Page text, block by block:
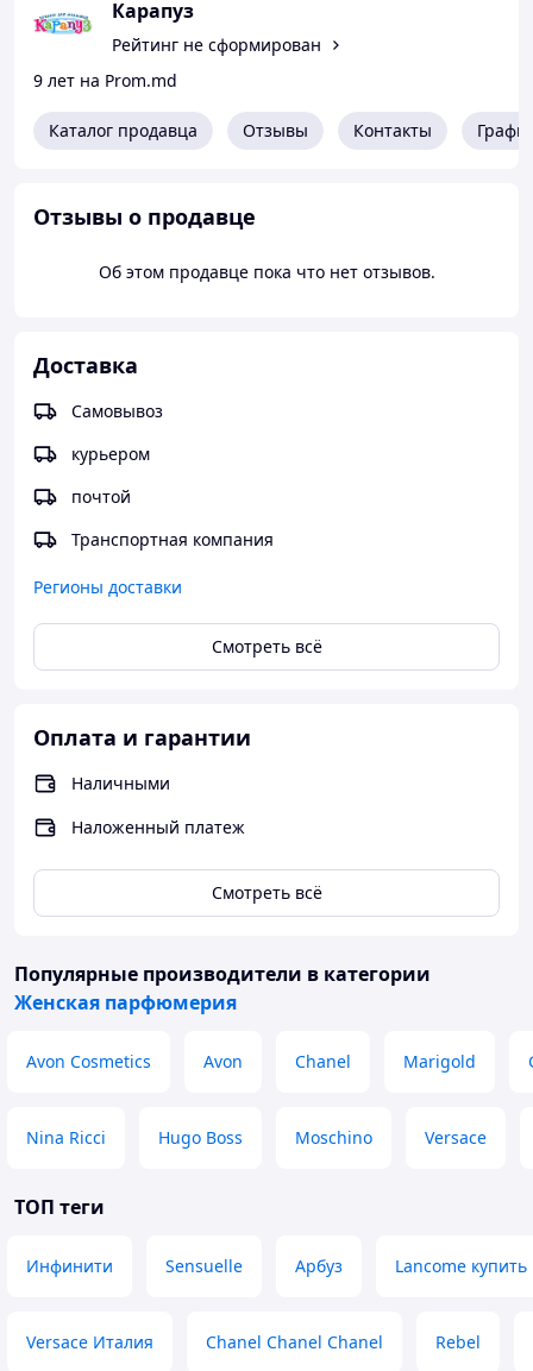
Карапуз
Рейтинг не сформирован
9 лет на Prom.md
Каталог продавца Отзывы Контакты
Отзывы о продавце
Об этом продавце пока что нет отзывов.
Доставка
Самовывоз
курьером
почтой
Транспортная компания
Регионы доставки
Смотреть всё
Оплата и гарантии
Наличными
Наложенный платеж
Смотреть всё
Популярные производители в категории
Женская парфюмерия
Avon Cosmetics Avon Chanel Marigold
Nina Ricci Hugo Boss Moschino Versace
ТОП теги
Инфинити Sensuelle Арбуз Lancome купить
Versace Италия Chanel Chanel Chanel Rebel